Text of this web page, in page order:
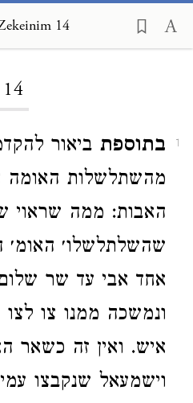
14
14
1 בתוספת ביאור
מהשתלשלות האומה
האבות: ממה שראוי
שהשלתלשלו׳
אחד אבי עד שר
ונמשכה ממנו צו
איש. ואין זה כשאר
וישמעאל שנקבצו